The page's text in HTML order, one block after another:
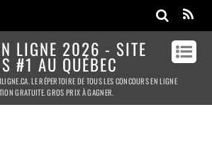
LIGNE 2026 - SITE
#1 AU QUÉBEC
LE RÉPERTOIRE DE TOUS LES CONCOURS EN LIGNE
GRATUITE. GROS PRIX À GAGNER.